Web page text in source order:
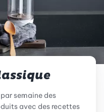
semaine des
avec des recettes